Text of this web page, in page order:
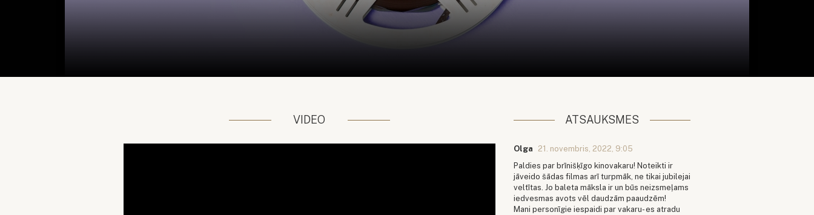
VIDEO ATSAUKSMES
Olga
21. novembris, 2022, 9:05
Paldies par brīnišķīgo kinovakaru! Noteikti ir
jāveido šādas filmas arī turpmāk, ne tikai jubilejai
veltītas. Jo baleta māksla ir un būs neizsmeļams
iedvesmas avots vēl daudzām paaudzēm!
Mani personīgie iespaidi par vakaru- es atradu